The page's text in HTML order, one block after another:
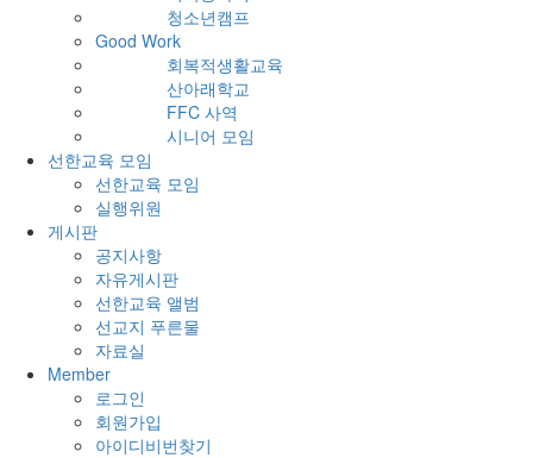
청소년캠프
Good Work
회복적생활교육
산아래학교
FFC 사역
시니어 모임
선한교육 모임
선한교육 모임
실행위원
게시판
공지사항
자유게시판
선한교육 앨범
선교지 푸른물
자료실
Member
로그인
회원가입
아이디비번찾기